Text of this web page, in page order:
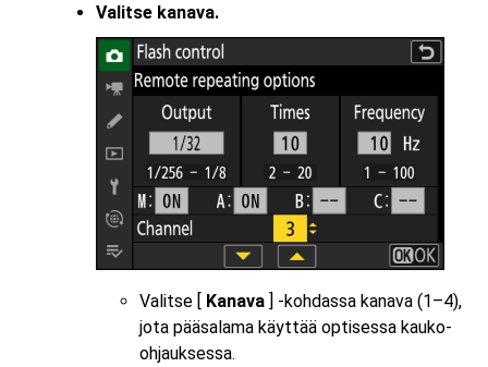
Valitse kanava.
Valitse [ Kanava ] -kohdassa kanava (1–4),
jota pääsalama käyttää optisessa kauko-
ohjauksessa.